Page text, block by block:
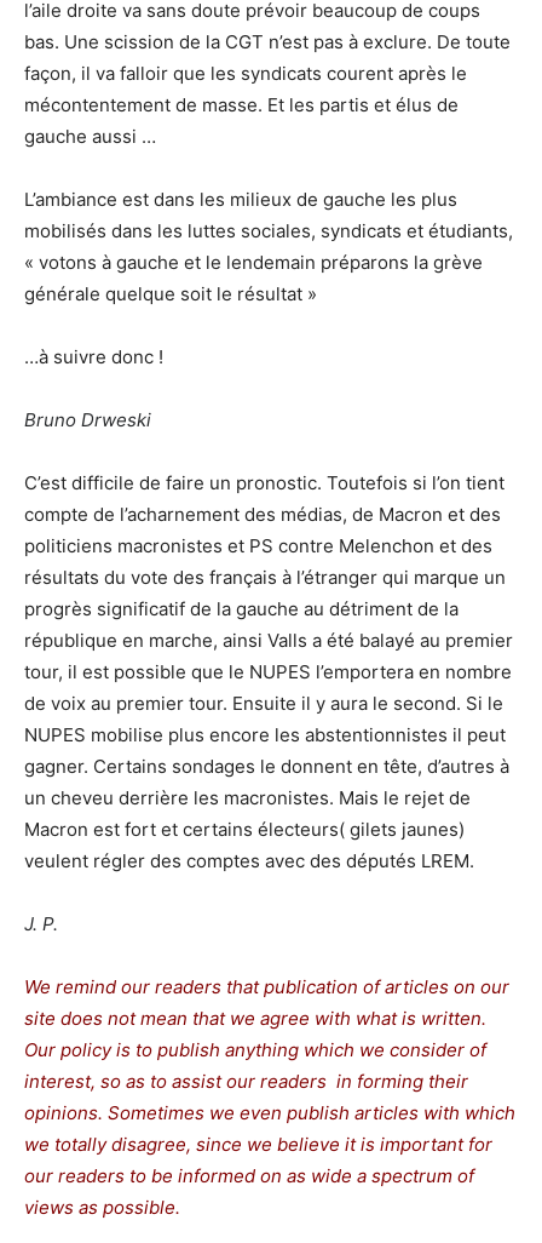
l’aile droite va sans doute prévoir beaucoup de coups
bas. Une scission de la CGT n’est pas à exclure. De toute
façon, il va falloir que les syndicats courent après le
mécontentement de masse. Et les partis et élus de
gauche aussi …
L’ambiance est dans les milieux de gauche les plus
mobilisés dans les luttes sociales, syndicats et étudiants,
« votons à gauche et le lendemain préparons la grève
générale quelque soit le résultat »
…à suivre donc !
Bruno Drweski
C’est difficile de faire un pronostic. Toutefois si l’on tient
compte de l’acharnement des médias, de Macron et des
politiciens macronistes et PS contre Melenchon et des
résultats du vote des français à l’étranger qui marque un
progrès significatif de la gauche au détriment de la
république en marche, ainsi Valls a été balayé au premier
tour, il est possible que le NUPES l’emportera en nombre
de voix au premier tour. Ensuite il y aura le second. Si le
NUPES mobilise plus encore les abstentionnistes il peut
gagner. Certains sondages le donnent en tête, d’autres à
un cheveu derrière les macronistes. Mais le rejet de
Macron est fort et certains électeurs( gilets jaunes)
veulent régler des comptes avec des députés LREM.
J. P.
We remind our readers that publication of articles on our
site does not mean that we agree with what is written.
Our policy is to publish anything which we consider of
interest, so as to assist our readers in forming their
opinions. Sometimes we even publish articles with which
we totally disagree, since we believe it is important for
our readers to be informed on as wide a spectrum of
views as possible.